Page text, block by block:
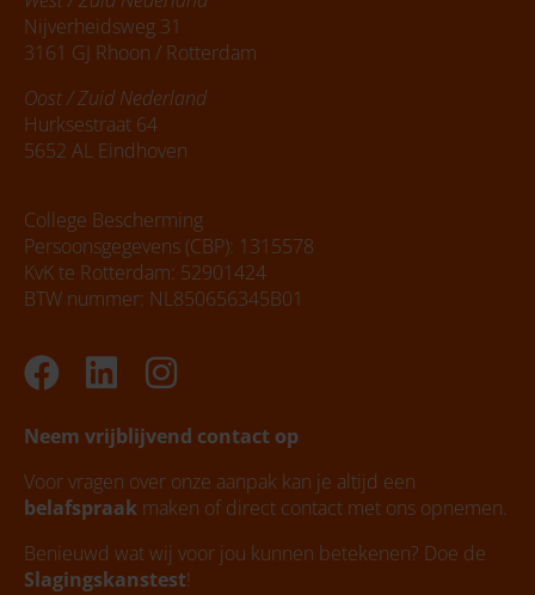
Nijverheidsweg 31
3161 GJ Rhoon / Rotterdam
Oost / Zuid Nederland
Hurksestraat 64
5652 AL Eindhoven
College Bescherming
Persoonsgegevens (CBP): 1315578
KvK te Rotterdam: 52901424
BTW nummer: NL850656345B01
Facebook
LinkedinInstagram
Neem vrijblijvend contact op
Voor vragen over onze aanpak kan je altijd een
belafspraak maken of direct contact met ons opnemen.
Benieuwd wat wij voor jou kunnen betekenen? Doe de
Slagingskanstest!